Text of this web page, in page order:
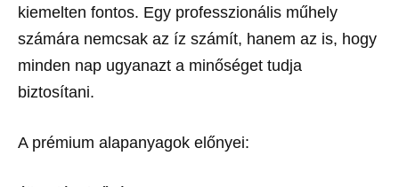
kiemelten fontos. Egy professzionális műhely
számára nemcsak az íz számít, hanem az is, hogy
minden nap ugyanazt a minőséget tudja
biztosítani.
A prémium alapanyagok előnyei: